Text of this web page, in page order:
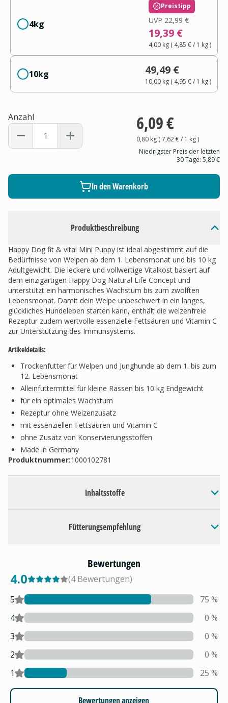
Produktbeschreibung
Happy Dog fit & vital Mini Puppy ist ideal abgestimmt auf die
Bedürfnisse von Welpen ab dem 1. Lebensmonat und bis 10 kg
Adultgewicht. Die leckere und vollwertige Vitalkost basiert auf
dem einzigartigen Happy Dog Natural Life Concept und
unterstützt ein harmonisches Wachstum bis zum zwölften
Lebensmonat. Damit dein Welpe unbeschwert in ein langes,
glückliches Hundeleben starten kann, enthält die weizenfreie
Rezeptur zudem wertvolle essenzielle Fettsäuren und Vitamin C
zur Unterstützung des Immunsystems.
Artikeldetails:
Trockenfutter für Welpen und Junghunde ab dem 1. bis zum
12. Lebensmonat
Alleinfuttermittel für kleine Rassen bis 10 kg Endgewicht
für ein optimales Wachstum
Rezeptur ohne Weizenzusatz
mit essenziellen Fettsäuren und Vitamin C
ohne Zusatz von Konservierungsstoffen
Made in Germany
Produktnummer:1000102781
Inhaltsstoffe
Fütterungsempfehlung
4kg
Preistipp
UVP 22,99 €
19,39 €
4,00 kg( 4,85 €/ 1 kg)
10kg 49,49 €
10,00 kg( 4,95 €/ 1 kg)
Anzahl 6,09 €
0,80 kg(7,62 €/ 1 kg)
Niedrigster Preis der letzten
30 Tage: 5,89 €
In den Warenkorb
Bewertungen
4.0 (4 Bewertungen)
5
75 %
4
0 %
3
0 %
2
0 %
1
25 %
Bewertungen anzeigen